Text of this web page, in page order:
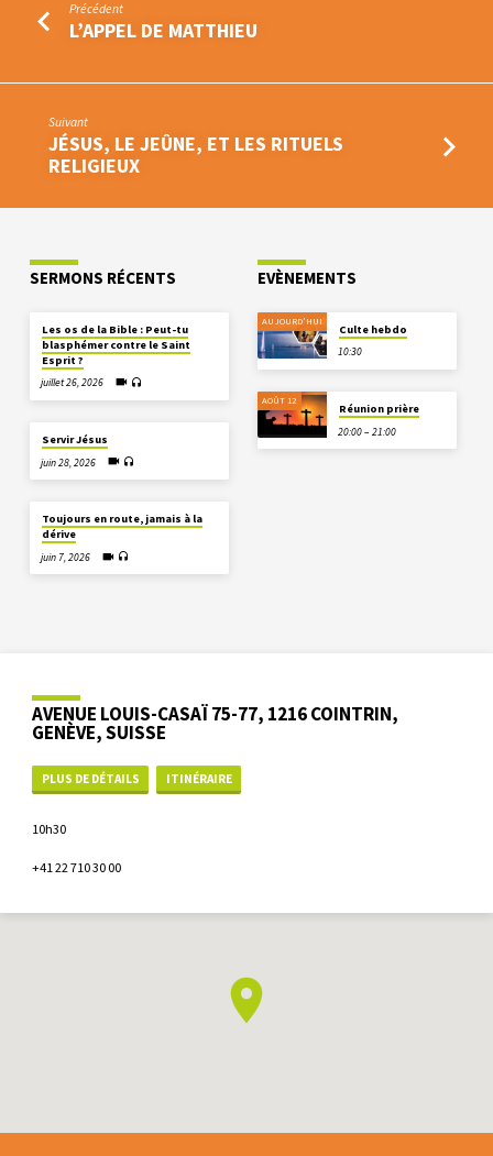
Précédent
L’APPEL DE MATTHIEU
Suivant
JÉSUS, LE JEÛNE, ET LES RITUELS
RELIGIEUX
SERMONS RÉCENTS
Les os de la Bible : Peut-tu
blasphémer contre le Saint
Esprit ?
juillet 26, 2026
Servir Jésus
juin 28, 2026
Toujours en route, jamais à la
dérive
juin 7, 2026
EVÈNEMENTS
AUJOURD'HUI
Culte hebdo
10:30
AOÛT 12
Réunion prière
20:00 – 21:00
AVENUE LOUIS-CASAÏ 75-77, 1216 COINTRIN,
GENÈVE, SUISSE
PLUS DE DÉTAILS ITINÉRAIRE
10h30
+41 22 710 30 00